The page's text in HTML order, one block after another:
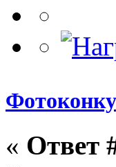
« Ответ